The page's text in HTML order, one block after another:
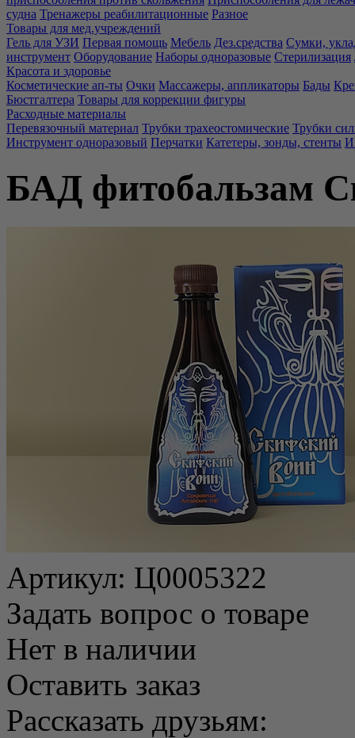
судна Тренажеры реабилитационные Разное
Товары для мед.учреждений
Гель для УЗИ Первая помощь Мебель Дез.средства Сумки,
инструмент Оборудование Наборы одноразовые Стерилизация
Красота и здоровье
Косметические ап-ты Очки Массажеры, аппликаторы Бады
Бюстгалтера Товары для коррекции фигуры
Расходные материалы
Перевязочный материал Трубки трахеостомические Трубки
Инструмент одноразовый Перчатки Катетеры, зонды, стенты
БАД фитобальзам
Артикул: Ц0005322
Задать вопрос о товаре
Нет в наличии
Оставить заказ
Рассказать друзьям: